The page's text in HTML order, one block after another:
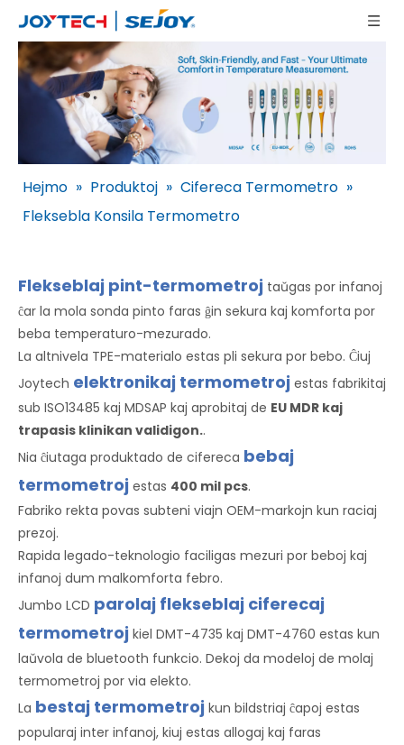
Hejmo » Produktoj » Cifereca Termometro »
Fleksebla Konsila Termometro
Flekseblaj pint-termometroj taŭgas por infanoj
ĉar la mola sonda pinto faras ĝin sekura kaj komforta por
beba temperaturo-mezurado.
La altnivela TPE-materialo estas pli sekura por bebo. Ĉiuj
Joytech elektronikaj termometroj estas fabrikitaj
sub ISO13485 kaj MDSAP kaj aprobitaj de EU MDR kaj
trapasis klinikan validigon..
Nia ĉiutaga produktado de cifereca bebaj
termometroj estas 400 mil pcs.
Fabriko rekta povas subteni viajn OEM-markojn kun raciaj
prezoj.
Rapida legado-teknologio faciligas mezuri por beboj kaj
infanoj dum malkomforta febro.
Jumbo LCD parolaj flekseblaj ciferecaj
termometroj kiel DMT-4735 kaj DMT-4760 estas kun
laŭvola de bluetooth funkcio. Dekoj da modeloj de molaj
termometroj por via elekto.
La bestaj termometroj kun bildstriaj ĉapoj estas
popularaj inter infanoj, kiuj estas allogaj kaj faras